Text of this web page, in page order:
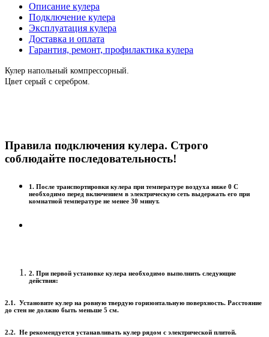
Описание кулера
Подключение кулера
Эксплуатация кулера
Доставка и оплата
Гарантия, ремонт, профилактика кулера
Кулер напольный компрессорный.
Цвет серый с серебром.
Правила подключения кулера. Строго
соблюдайте последовательность!
1. После транспортировки кулера при температуре воздуха ниже 0 С
необходимо перед включением в электрическую сеть выдержать его при
комнатной температуре не менее 30 минут.
2. При первой установке кулера необходимо выполнить следующие
действия:
2.1. Установите кулер на ровную твердую горизонтальную поверхность. Расстояние
до стен не должно быть меньше 5 см.
2.2. Не рекомендуется устанавливать кулер рядом с электрической плитой.